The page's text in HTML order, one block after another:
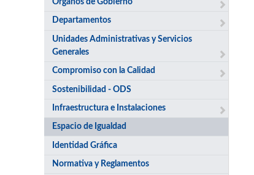
Órganos de Gobierno
Departamentos
Unidades Administrativas y Servicios
Generales
Compromiso con la Calidad
Sostenibilidad - ODS
Infraestructura e Instalaciones
Espacio de Igualdad
Identidad Gráfica
Normativa y Reglamentos